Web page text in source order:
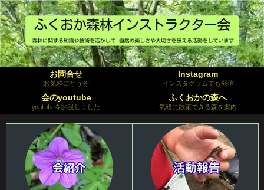
お問合せ
お気軽にどうぞ
Instagram
インスタグラムでも発信
会のyoutube
youtubeを開設しました
ふくおかの森へ
気軽に散策できる森を案内